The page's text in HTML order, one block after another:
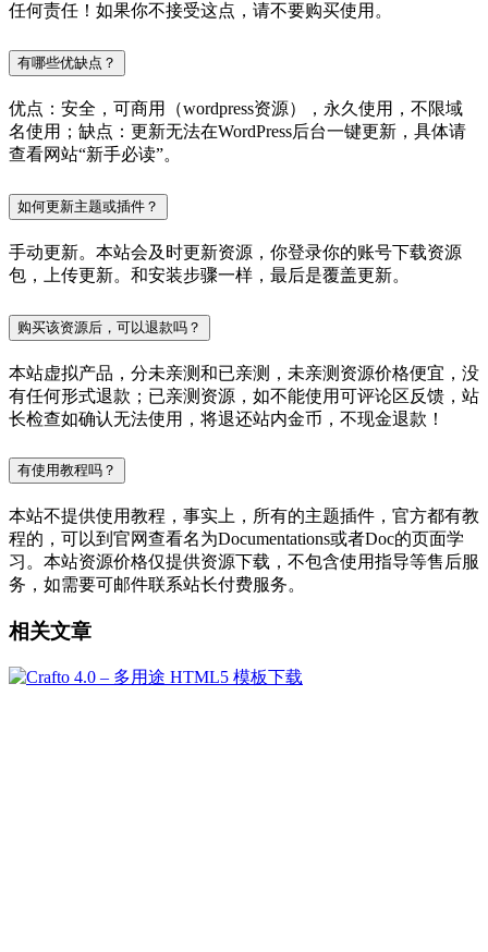
任何责任！如果你不接受这点，请不要购买使用。
有哪些优缺点？
优点：安全，可商用（wordpress资源），永久使用，不限域
名使用；缺点：更新无法在WordPress后台一键更新，具体请
查看网站“新手必读”。
如何更新主题或插件？
手动更新。本站会及时更新资源，你登录你的账号下载资源
包，上传更新。和安装步骤一样，最后是覆盖更新。
购买该资源后，可以退款吗？
本站虚拟产品，分未亲测和已亲测，未亲测资源价格便宜，没
有任何形式退款；已亲测资源，如不能使用可评论区反馈，站
长检查如确认无法使用，将退还站内金币，不现金退款！
有使用教程吗？
本站不提供使用教程，事实上，所有的主题插件，官方都有教
程的，可以到官网查看名为Documentations或者Doc的页面学
习。本站资源价格仅提供资源下载，不包含使用指导等售后服
务，如需要可邮件联系站长付费服务。
相关文章